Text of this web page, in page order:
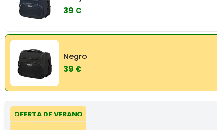
39 €
Negro
39 €
OFERTA DE VERANO